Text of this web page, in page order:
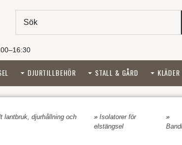
DJURTILLBEHÖR STALL & GÅRD
lantbruk, djurhållning och
» Isolatorer för
elstängsel
»